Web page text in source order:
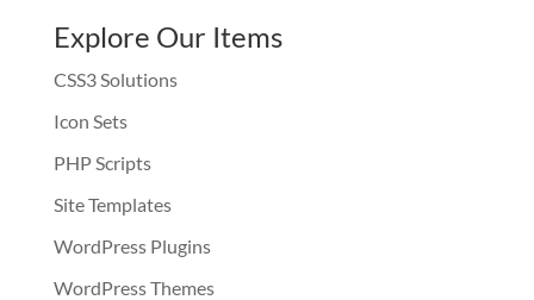
Explore Our Items
CSS3 Solutions
Icon Sets
PHP Scripts
Site Templates
WordPress Plugins
WordPress Themes